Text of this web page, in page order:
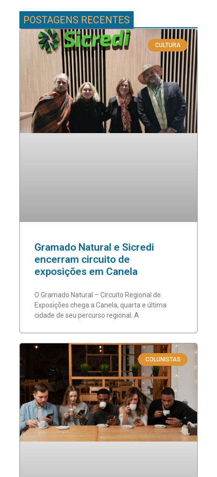
POSTAGENS RECENTES
CULTURA
Gramado Natural e Sicredi
encerram circuito de
exposições em Canela
O Gramado Natural – Circuito Regional de
Exposições chega a Canela, quarta e última
cidade de seu percurso regional. A
COLUNISTAS